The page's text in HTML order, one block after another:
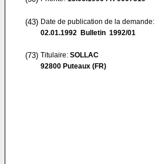
(43) Date de publication de la demande:
02.01.1992 Bulletin 1992/01
(73) Titulaire: SOLLAC
92800 Puteaux (FR)